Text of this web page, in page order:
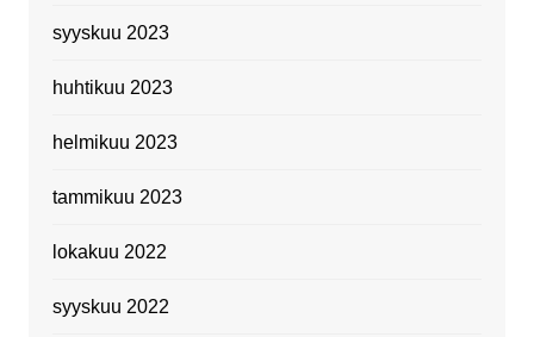
syyskuu 2023
huhtikuu 2023
helmikuu 2023
tammikuu 2023
lokakuu 2022
syyskuu 2022